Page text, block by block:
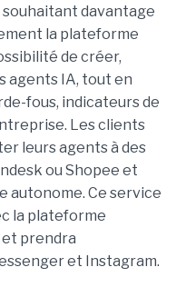
davantage
la plateforme
de créer,
agents IA, tout en
fous, indicateurs de
Les clients
leurs agents à des
ou Shopee et
autonome. Ce service
la plateforme
prendra
et Instagram.